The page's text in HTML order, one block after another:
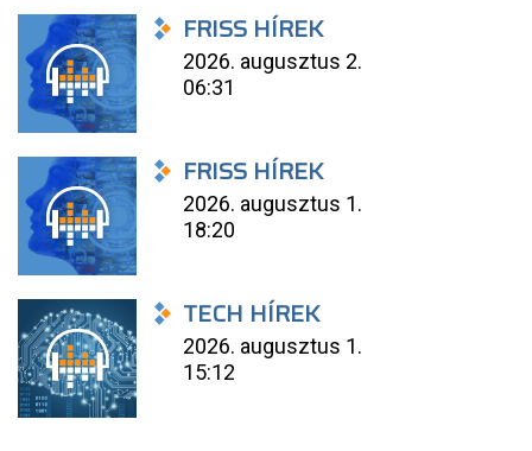
FRISS HÍREK
2026. augusztus 2.
06:31
FRISS HÍREK
2026. augusztus 1.
18:20
TECH HÍREK
2026. augusztus 1.
15:12